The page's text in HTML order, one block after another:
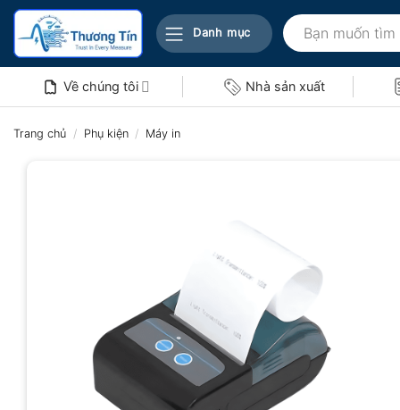
Bỏ
nội
Danh mục
Tìm
kiếm:
Về chúng tôi Nhà sản xuất
Trang chủ / Phụ kiện / Máy in